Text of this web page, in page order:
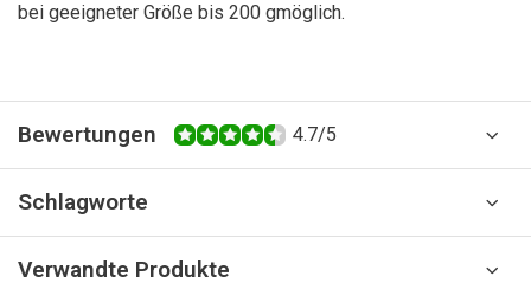
bei geeigneter Größe bis 200 gmöglich.
Bewertungen 4.7/5
Schlagworte
Verwandte Produkte